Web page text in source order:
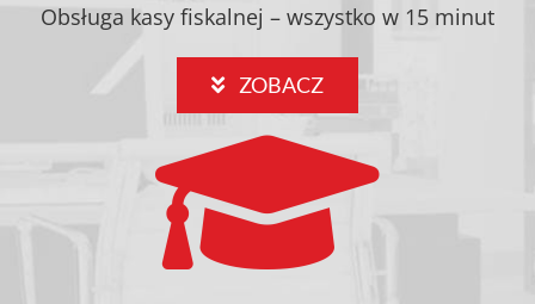
Obsługa kasy fiskalnej – wszystko w 15 minut
ZOBACZ